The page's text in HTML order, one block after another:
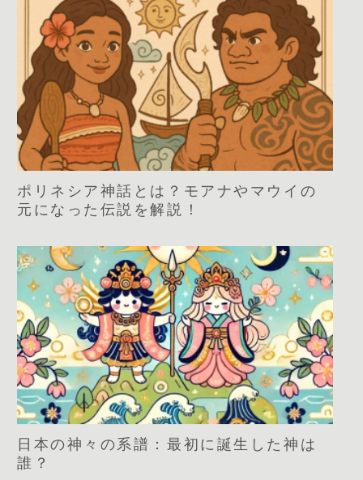
ポリネシア神話とは？モアナやマウイの
元になった伝説を解説！
日本の神々の系譜：最初に誕生した神は
誰？